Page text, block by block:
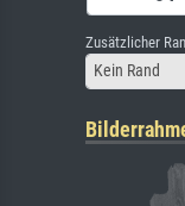
Zusätzlicher
Kein Rand